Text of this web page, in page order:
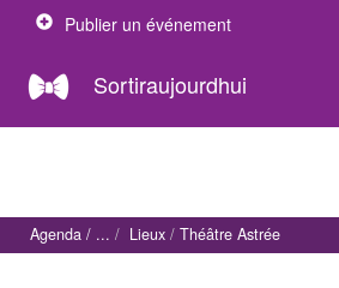
Publier un événement
Sortiraujourdhui
Agenda Lieux Théâtre Astrée